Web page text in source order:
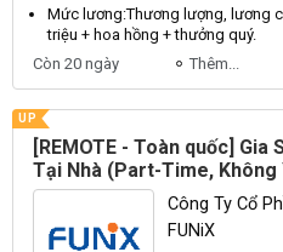
Mức lương:Thương lượng, lương
triệu + hoa hồng + thưởng quý.
Còn 20 ngày
Thêm...
UP
[REMOTE - Toàn quốc] Gia
Tại Nhà (Part-Time, Không
Nghiệm - Thu Nhập Lên Đến
Công Ty Cổ
FUNiX